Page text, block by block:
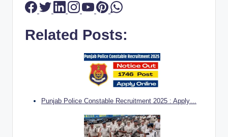
Related Posts:
Punjab Police Constable Recruitment 2025 : Apply…